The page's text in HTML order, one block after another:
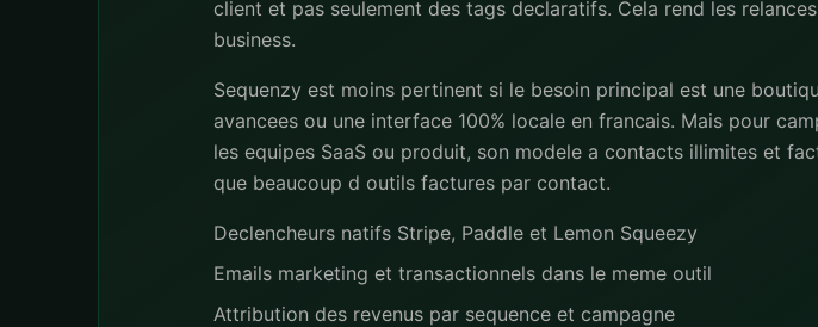
client et pas seulement des tags declaratifs. Cela rend les
business.
Sequenzy est moins pertinent si le besoin principal est une
avancees ou une interface 100% locale en francais. Mais pour
les equipes SaaS ou produit, son modele a contacts illimites et
que beaucoup d outils factures par contact.
Declencheurs natifs Stripe, Paddle et Lemon Squeezy
Emails marketing et transactionnels dans le meme outil
Attribution des revenus par sequence et campagne